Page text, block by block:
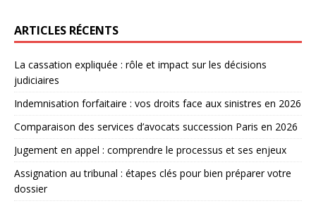
ARTICLES RÉCENTS
La cassation expliquée : rôle et impact sur les décisions
judiciaires
Indemnisation forfaitaire : vos droits face aux sinistres en 2026
Comparaison des services d’avocats succession Paris en 2026
Jugement en appel : comprendre le processus et ses enjeux
Assignation au tribunal : étapes clés pour bien préparer votre
dossier